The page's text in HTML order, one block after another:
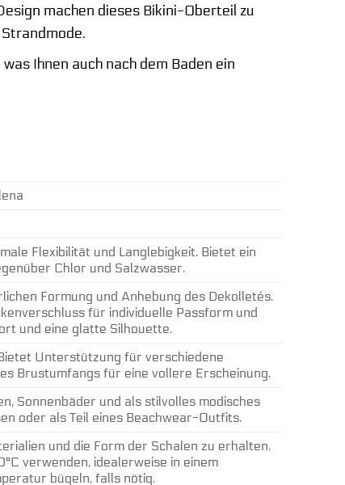
machen dieses Bikini-Oberteil zu
Ihnen auch nach dem Baden ein
Flexibilität und Langlebigkeit. Bietet ein
Chlor und Salzwasser.
Formung und Anhebung des Dekolletés.
für individuelle Passform und
und eine glatte Silhouette.
Unterstützung für verschiedene
Brustumfangs für eine vollere Erscheinung.
Sonnenbäder und als stilvolles modisches
oder als Teil eines Beachwear-Outfits.
und die Form der Schalen zu erhalten.
verwenden, idealerweise in einem
bügeln, falls nötig.